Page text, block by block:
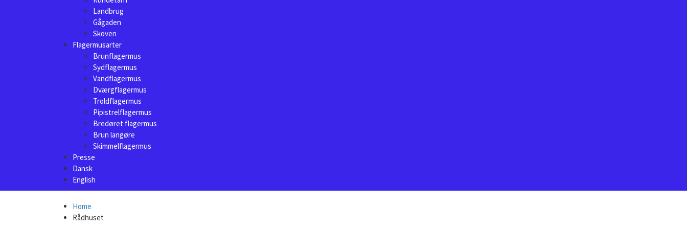
Landbrug
Gågaden
Skoven
Flagermusarter
Brunflagermus
Sydflagermus
Vandflagermus
Dværgflagermus
Troldflagermus
Pipistrelflagermus
Bredøret flagermus
Brun langøre
Skimmelflagermus
Presse
Dansk
English
Home
Rådhuset